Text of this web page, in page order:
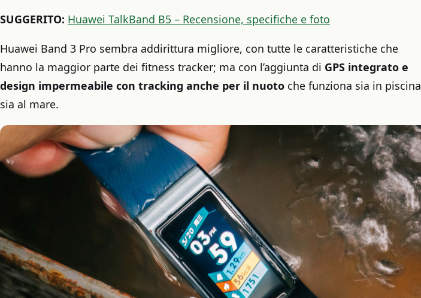
SUGGERITO: Huawei TalkBand B5 – Recensione, specifiche e foto
Huawei Band 3 Pro sembra addirittura migliore, con tutte le caratteristiche che
hanno la maggior parte dei fitness tracker; ma con l’aggiunta di GPS integrato e
design impermeabile con tracking anche per il nuoto che funziona sia in piscina
sia al mare.